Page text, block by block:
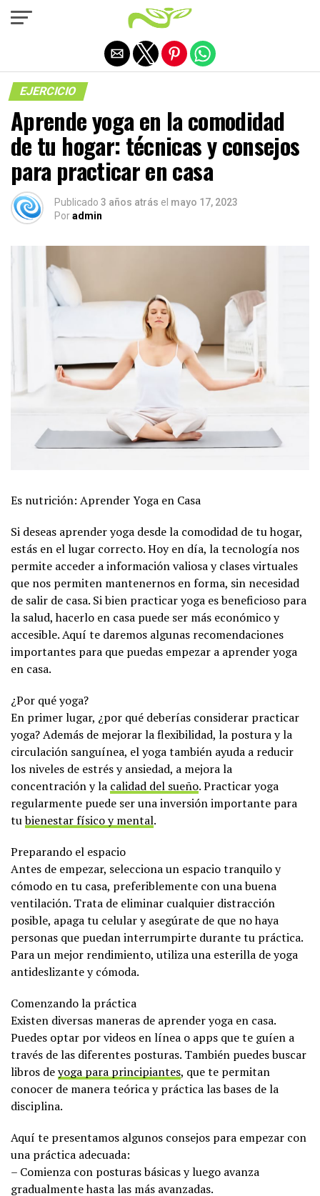
EJERCICIO
Aprende yoga en la comodidad
de tu hogar: técnicas y consejos
para practicar en casa
Publicado 3 años atrás el mayo 17, 2023
Poradmin
Es nutrición: Aprender Yoga en Casa
Si deseas aprender yoga desde la comodidad de tu hogar,
estás en el lugar correcto. Hoy en día, la tecnología nos
permite acceder a información valiosa y clases virtuales
que nos permiten mantenernos en forma, sin necesidad
de salir de casa. Si bien practicar yoga es beneficioso para
la salud, hacerlo en casa puede ser más económico y
accesible. Aquí te daremos algunas recomendaciones
importantes para que puedas empezar a aprender yoga
en casa.
¿Por qué yoga?
En primer lugar, ¿por qué deberías considerar practicar
yoga? Además de mejorar la flexibilidad, la postura y la
circulación sanguínea, el yoga también ayuda a reducir
los niveles de estrés y ansiedad, a mejora la
concentración y la calidad del sueño. Practicar yoga
regularmente puede ser una inversión importante para
tubienestar físico y mental.
Preparando el espacio
Antes de empezar, selecciona un espacio tranquilo y
cómodo en tu casa, preferiblemente con una buena
ventilación. Trata de eliminar cualquier distracción
posible, apaga tu celular y asegúrate de que no haya
personas que puedan interrumpirte durante tu práctica.
Para un mejor rendimiento, utiliza una esterilla de yoga
antideslizante y cómoda.
Comenzando la práctica
Existen diversas maneras de aprender yoga en casa.
Puedes optar por videos en línea o apps que te guíen a
través de las diferentes posturas. También puedes buscar
libros deyoga para principiantes, que te permitan
conocer de manera teórica y práctica las bases de la
disciplina.
Aquí te presentamos algunos consejos para empezar con
una práctica adecuada:
– Comienza con posturas básicas y luego avanza
gradualmente hasta las más avanzadas.
Salir de la versión móvil